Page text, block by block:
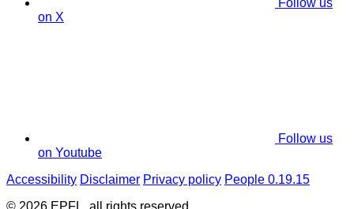
Follow us
on X
Follow us
on Youtube
Accessibility Disclaimer Privacy policy People 0.19.15